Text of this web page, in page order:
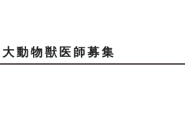
大動物獣医師募集